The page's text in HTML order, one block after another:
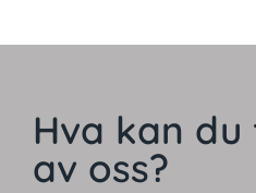
Hva kan
av oss?